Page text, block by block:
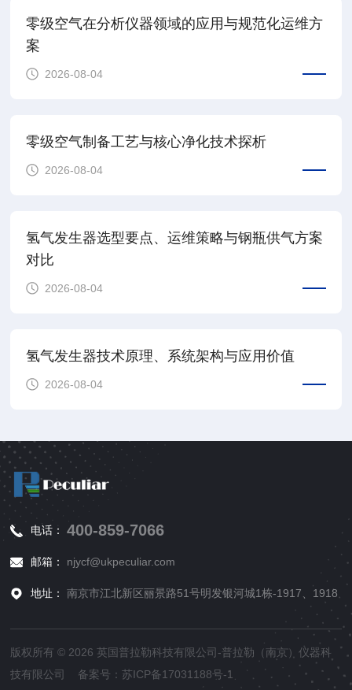
零级空气在分析仪器领域的应用与规范化运维方
案
2026-08-04
零级空气制备工艺与核心净化技术探析
2026-08-04
氢气发生器选型要点、运维策略与钢瓶供气方案
对比
2026-08-04
氢气发生器技术原理、系统架构与应用价值
2026-08-04
电话： 400-859-7066
邮箱： njycf@ukpeculiar.com
地址： 南京市江北新区丽景路51号明发银河城1栋-1917、1918
版权所有 © 2026 英国普拉勒科技有限公司-普拉勒（南京）仪器科
技有限公司 备案号：苏ICP备17031188号-1